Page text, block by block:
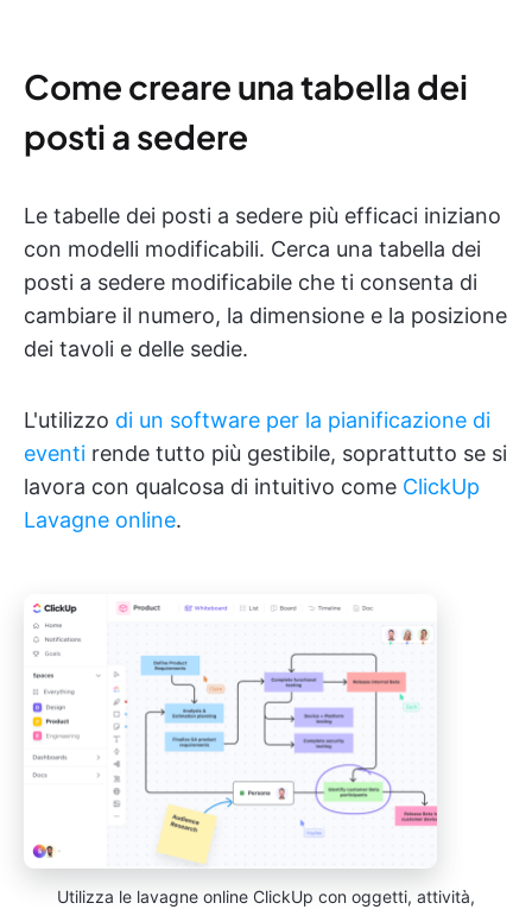
Come creare una tabella dei
posti a sedere
Le tabelle dei posti a sedere più efficaci iniziano
con modelli modificabili. Cerca una tabella dei
posti a sedere modificabile che ti consenta di
cambiare il numero, la dimensione e la posizione
dei tavoli e delle sedie.
L'utilizzo di un software per la pianificazione di
eventi rende tutto più gestibile, soprattutto se si
lavora con qualcosa di intuitivo come ClickUp
Lavagne online.
Utilizza le lavagne online ClickUp con oggetti, attività,